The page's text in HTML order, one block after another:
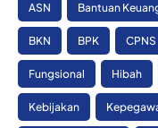
ASN Bantuan
BKN BPK CPNS
Fungsional Hibah
Kebijakan